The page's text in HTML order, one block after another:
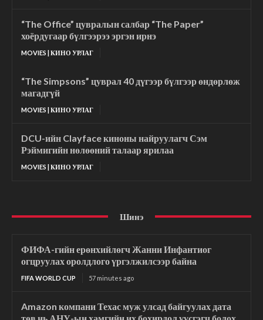
“The Office” цувралын салбар “The Paper”
хоёрдугаар бүлгээрээ эргэн ирнэ
MOVIES | КИНО УРЛАГ
“The Simpsons” цуврал 40 дүгээр бүлгээр өндөрлөж
магадгүй
MOVIES | КИНО УРЛАГ
DCU-ийн Clayface киноны найруулагч Сэм
Рэймигийн нөлөөний талаар ярилаа
MOVIES | КИНО УРЛАГ
Шинэ
ФИФА-гийн ерөнхийлөгч Жанни Инфантиог
огцруулах оролдлого үргэлжилсээр байна
FIFA WORLD CUP 57 minutes ago
Amazon компани Техас муж улсад байгуулах дата
төв нь АНУ-ын хамгийн их бохирдол үүсгэгч болох